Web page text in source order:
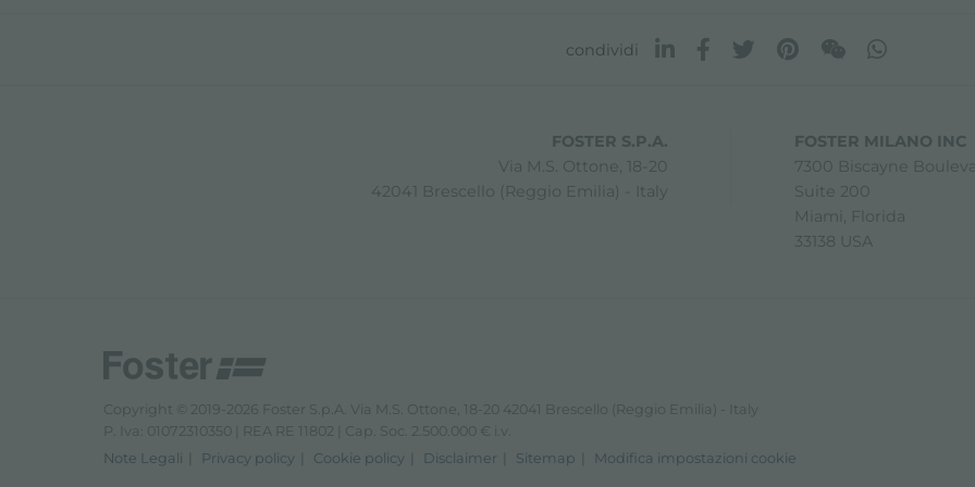
condividi
FOSTER S.P.A.
Via M.S. Ottone, 18-20
42041 Brescello (Reggio Emilia) - Italy
FOSTER MILANO INC
7300 Biscayne
Suite 200
Miami, Florida
33138 USA
Copyright © 2019-2026 Foster S.p.A. Via M.S. Ottone, 18-20 42041 Brescello (Reggio Emilia) - Italy
P. Iva: 01072310350 | REA RE 11802 | Cap. Soc. 2.500.000 € i.v.
Note Legali
Privacy policy Cookie policy Disclaimer Sitemap Modifica impostazioni cookie